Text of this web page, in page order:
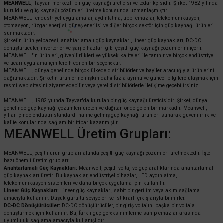
MEANWELL
, Tayvan merkezli bir güç kaynağı üreticisi ve tedarikçisidir. Şirket 1982 yılında
kuruldu ve güç kaynağı çözümleri üretme konusunda uzmanlaşmıştır.
MEANWELL endüstriyel uygulamalar, aydınlatma, tıbbi cihazlar, telekomünikasyon,
otomasyon, rüzgar enerjisi, güneş enerjisi ve diğer birçok sektör için güç kaynağı ürünleri
sunmaktadır.
Şirketin ürün yelpazesi, anahtarlamalı güç kaynakları, lineer güç kaynakları, DC-DC
dönüştürücüler, invertörler ve şarj cihazları gibi çeşitli güç kaynağı çözümlerini içerir.
MEANWELL'in ürünleri, güvenilirlikleri ve yüksek kaliteleri ile tanınır ve birçok endüstriyel
ve ticari uygulama için tercih edilen bir seçenektir.
MEANWELL, dünya genelinde birçok ülkede distribütörler ve bayiler aracılığıyla ürünlerini
dağıtmaktadır. Şirketin ürünlerine ilişkin daha fazla ayrıntı ve güncel bilgilere ulaşmak için
resmi web sitesini ziyaret edebilir veya yerel distribütörlerle iletişime geçebilirsiniz.
MEANWELL, 1982 yılında Tayvan'da kurulan bir güç kaynağı üreticisidir. Şirket, dünya
genelinde güç kaynağı çözümleri üreten ve dağıtan önde gelen bir markadır. Meanwell,
yıllar içinde endüstri standardı haline gelmiş güç kaynağı ürünleri sunarak güvenilirlik ve
kalite konularında sağlam bir itibar kazanmıştır.
MEANWELL Üretim Grupları:
MEANWELL, çeşitli ürün grupları altında çeşitli güç kaynağı çözümleri üretmektedir. İşte
bazı önemli üretim grupları:
Anahtarlamalı Güç Kaynakları: Meanwell, çeşitli voltaj ve güç aralıklarında anahtarlamalı
güç kaynakları üretir. Bu kaynaklar, endüstriyel cihazlar, LED aydınlatma,
telekomünikasyon sistemleri ve daha birçok uygulama için kullanılır.
Lineer Güç Kaynakları: Lineer güç kaynakları, sabit bir gerilim veya akım sağlama
amacıyla kullanılır. Düşük gürültü seviyeleri ve istikrarlı çıkışlarıyla bilinirler.
DC-DC Dönüştürücüler: DC-DC dönüştürücüler, bir giriş voltajını başka bir voltaja
dönüştürmek için kullanılır. Bu, farklı güç gereksinimlerine sahip cihazlar arasında
uyumluluk sağlama amacıyla kullanışlıdır.